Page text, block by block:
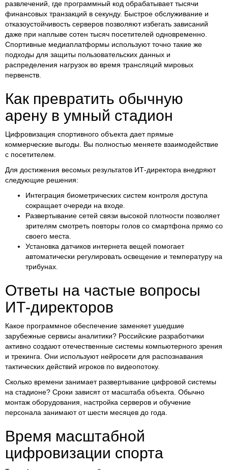
развлечений, где программный код обрабатывает тысячи
финансовых транзакций в секунду. Быстрое обслуживание и
отказоустойчивость серверов позволяют избегать зависаний
даже при наплыве сотен тысяч посетителей одновременно.
Спортивные медиаплатформы используют точно такие же
подходы для защиты пользовательских данных и
распределения нагрузок во время трансляций мировых
первенств.
Как превратить обычную
арену в умный стадион
Цифровизация спортивного объекта дает прямые
коммерческие выгоды. Вы полностью меняете взаимодействие
с посетителем.
Для достижения весомых результатов ИТ-директора внедряют
следующие решения:
Интеграция биометрических систем контроля доступа
сокращает очереди на входе.
Развертывание сетей связи высокой плотности позволяет
зрителям смотреть повторы голов со смартфона прямо со
своего места.
Установка датчиков интернета вещей помогает
автоматически регулировать освещение и температуру на
трибунах.
Ответы на частые вопросы
ИТ-директоров
Какое программное обеспечение заменяет ушедшие
зарубежные сервисы аналитики? Российские разработчики
активно создают отечественные системы компьютерного зрения
и трекинга. Они используют нейросети для распознавания
тактических действий игроков по видеопотоку.
Сколько времени занимает развертывание цифровой системы
на стадионе? Сроки зависят от масштаба объекта. Обычно
монтаж оборудования, настройка серверов и обучение
персонала занимают от шести месяцев до года.
Время масштабной
цифровизации спорта